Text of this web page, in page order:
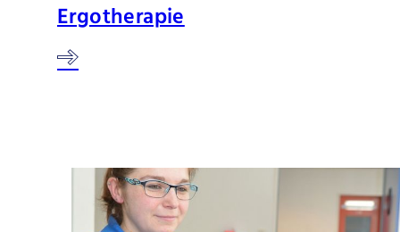
Ergotherapie